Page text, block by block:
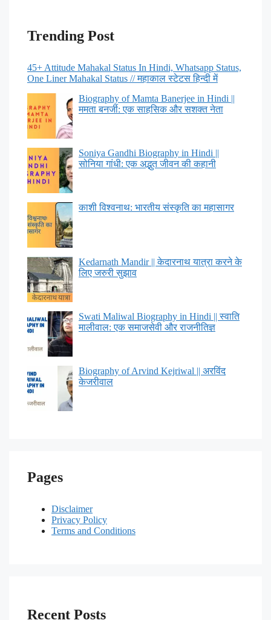
Trending Post
45+ Attitude Mahakal Status In Hindi, Whatsapp Status,
One Liner Mahakal Status // महाकाल स्टेटस हिन्दी में
Biography of Mamta Banerjee in Hindi ||
ममता बनर्जी: एक साहसिक और सशक्त नेता
Soniya Gandhi Biography in Hindi ||
सोनिया गांधी: एक अद्भुत जीवन की कहानी
काशी विश्वनाथ: भारतीय संस्कृति का महासागर
Kedarnath Mandir || केदारनाथ यात्रा करने के
लिए जरुरी सुझाव
Swati Maliwal Biography in Hindi || स्वाति
मालीवाल: एक समाजसेवी और राजनीतिज्ञ
Biography of Arvind Kejriwal || अरविंद
केजरीवाल
Pages
Disclaimer
Privacy Policy
Terms and Conditions
Recent Posts